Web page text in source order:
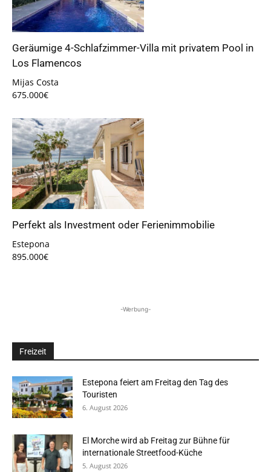
Geräumige 4-Schlafzimmer-Villa mit privatem Pool in
Los Flamencos
Mijas Costa
675.000€
Perfekt als Investment oder Ferienimmobilie
Estepona
895.000€
-Werbung-
Freizeit
Estepona feiert am Freitag den Tag des
Touristen
6. August 2026
El Morche wird ab Freitag zur Bühne für
internationale Streetfood-Küche
5. August 2026